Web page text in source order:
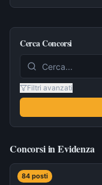
Cerca Concorsi
Filtri avanzati
Concorsi in Evidenza
84 posti